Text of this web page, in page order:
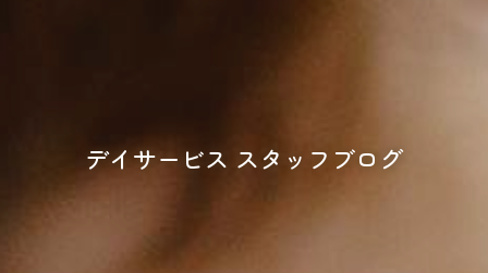
デイサービス スタッフブログ